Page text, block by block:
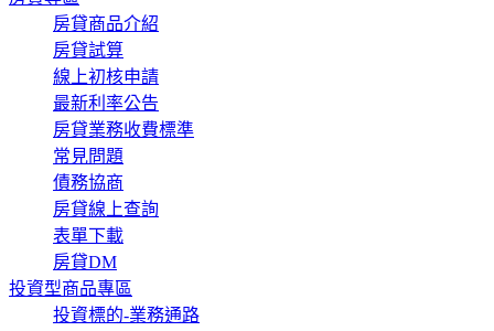
房貸商品介紹
房貸試算
線上初核申請
最新利率公告
房貸業務收費標準
常見問題
債務協商
房貸線上查詢
表單下載
房貸DM
投資型商品專區
投資標的-業務通路